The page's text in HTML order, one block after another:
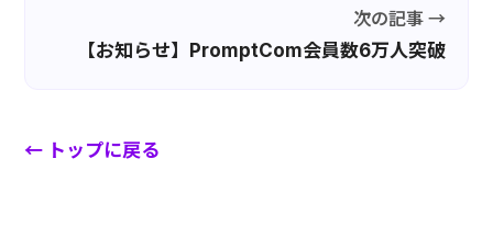
次の記事 →
【お知らせ】PromptCom会員数6万人突破
← トップに戻る